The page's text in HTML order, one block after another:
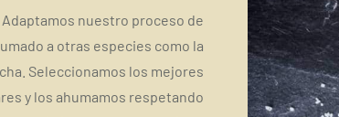
Adaptamos nuestro proceso de
a otras especies como la
Seleccionamos los mejores
y los ahumamos respetando